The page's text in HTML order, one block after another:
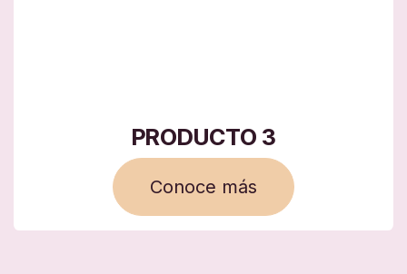
PRODUCTO 3
Conoce más